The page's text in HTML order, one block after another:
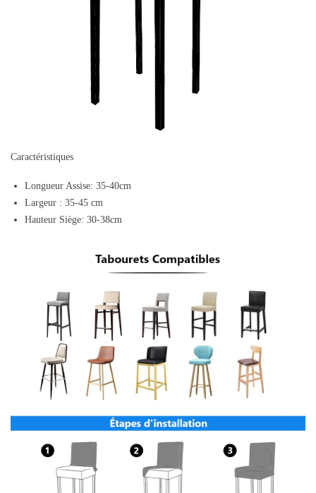
Caractéristiques
Longueur Assise: 35-40cm
Largeur : 35-45 cm
Hauteur Siège: 30-38cm